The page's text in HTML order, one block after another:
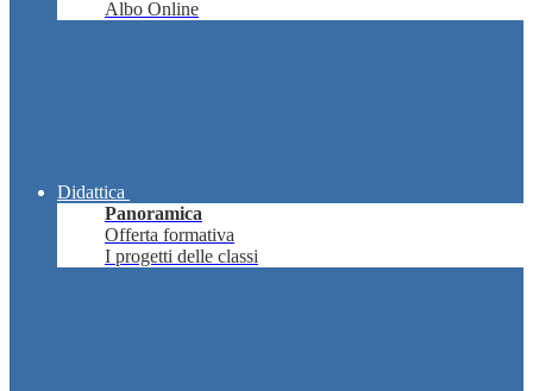
Albo Online
Didattica
Panoramica
Offerta formativa
I progetti delle classi